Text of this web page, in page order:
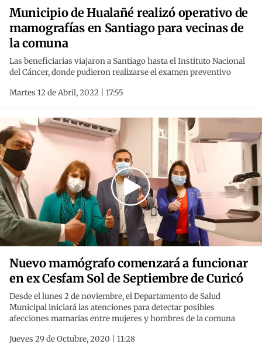
Municipio de Hualañé realizó operativo de
mamografías en Santiago para vecinas de
la comuna
Las beneficiarias viajaron a Santiago hasta el Instituto Nacional
del Cáncer, donde pudieron realizarse el examen preventivo
Martes 12 de Abril, 2022 | 17:55
Nuevo mamógrafo comenzará a funcionar
en ex Cesfam Sol de Septiembre de Curicó
Desde el lunes 2 de noviembre, el Departamento de Salud
Municipal iniciará las atenciones para detectar posibles
afecciones mamarias entre mujeres y hombres de la comuna
Jueves 29 de Octubre, 2020 | 11:28